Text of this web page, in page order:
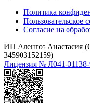
Политика
Пользовательское
Согласие на
ИП Аленгоз Анастасия
345903152159)
Лицензия № Л041-01138-